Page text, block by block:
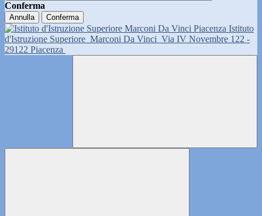
Conferma
Annulla Conferma
Istituto
d'Istruzione Superiore Marconi Da Vinci Via IV Novembre 122 -
29122 Piacenza